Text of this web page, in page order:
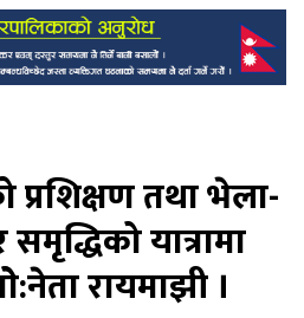
तथा भेला-
यात्रामा
रायमाझी ।